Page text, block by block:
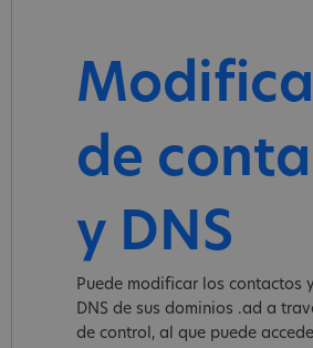
de
y DNS
Puede modificar los contactos
DNS de sus dominios .ad a
de control, al que puede